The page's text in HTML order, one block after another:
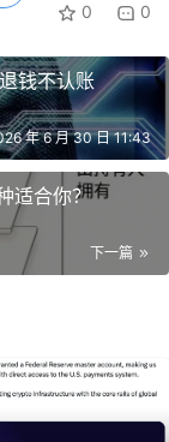
，但机构资本对
，它们更倾向
非从零搭建合规
具备托管方
欧盟 MiCA 建
续推进，让大型
0 0
钱不认账
年 6 月 30 日 11:43
适合你？
下一篇